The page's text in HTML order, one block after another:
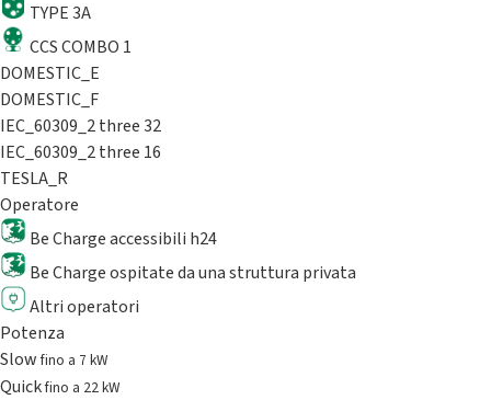
TYPE 3A
CCS COMBO 1
DOMESTIC_E
DOMESTIC_F
IEC_60309_2 three 32
IEC_60309_2 three 16
TESLA_R
Operatore
Be Charge accessibili h24
Be Charge ospitate da una struttura privata
Altri operatori
Potenza
Slowfino a 7 kW
Quickfino a 22 kW